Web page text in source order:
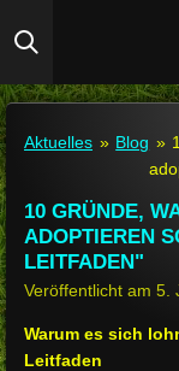
Hauptinhalt
Aktuelles » Blog »
10 GRÜNDE,
ADOPTIEREN
LEITFADEN"
Veröffentlicht am 5.
Warum es sich
Leitfaden